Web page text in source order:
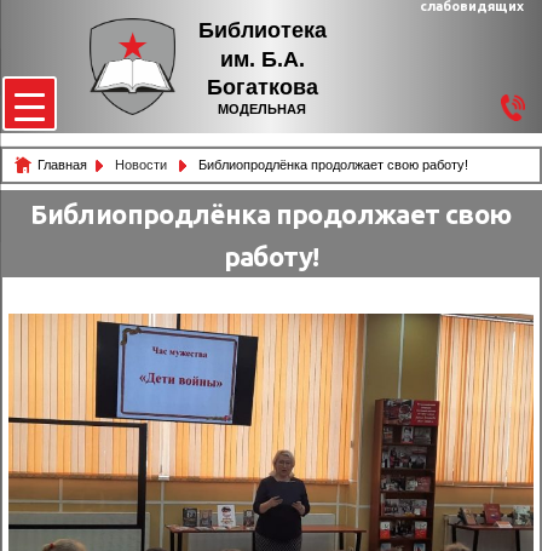
Библиотека
им. Б.А.
Богаткова
МОДЕЛЬНАЯ
слабовидящих
Главная Новости Библиопродлёнка продолжает свою работу!
Библиопродлёнка продолжает свою
работу!